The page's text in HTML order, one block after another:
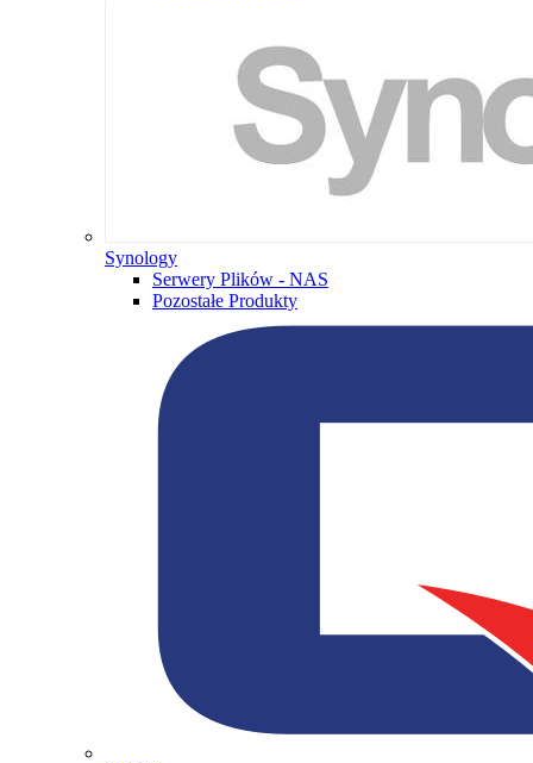
Synology
Serwery Plików - NAS
Pozostałe Produkty